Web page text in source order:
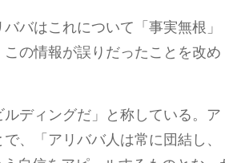
バはこれについて「事実無根」
の情報が誤りだったことを改め
ディングだ」と称している。ア
、「アリババ人は常に団結し、